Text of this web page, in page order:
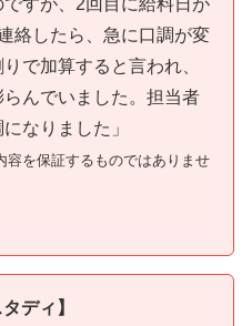
絡したら、急に口調が変
で加算すると言われ、
んでいました。担当者
なりました」
を保証するものではありませ
ディ】